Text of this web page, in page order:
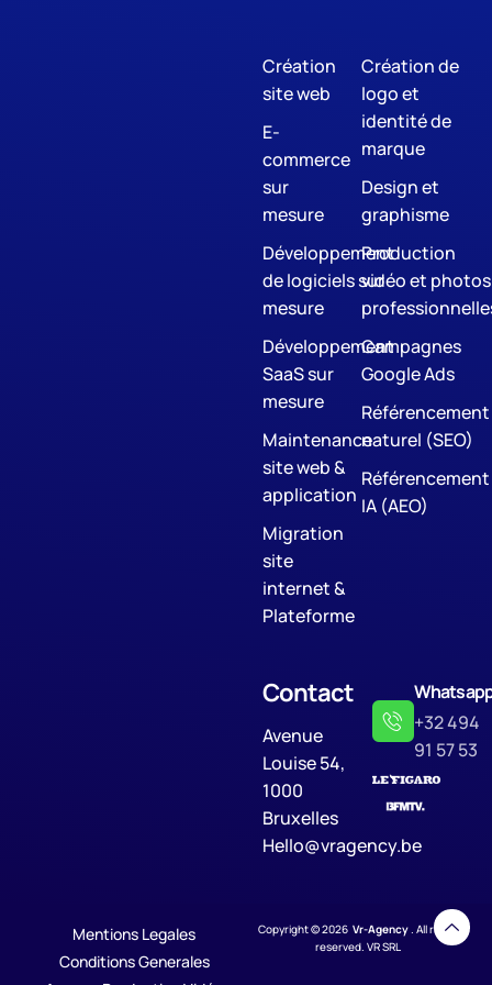
Création
site web
E-
commerce
sur
mesure
Développement
de logiciels sur
mesure
Développement
SaaS sur
mesure
Maintenance
site web &
application
Migration
site
internet &
Plateforme
Création de
logo et
identité de
marque
Design et
graphisme
Production
vidéo et photos
Campagnes
Google Ads
Référencement
naturel (SEO)
Référencement
IA (AEO)
Contact
Avenue
Louise 54,
1000
Bruxelles
Hello@vragency.be
+32 494
91 57 53
Mentions Legales
Conditions Generales
Copyright © 2026 Vr-Agency. All rights
reserved. VR SRL